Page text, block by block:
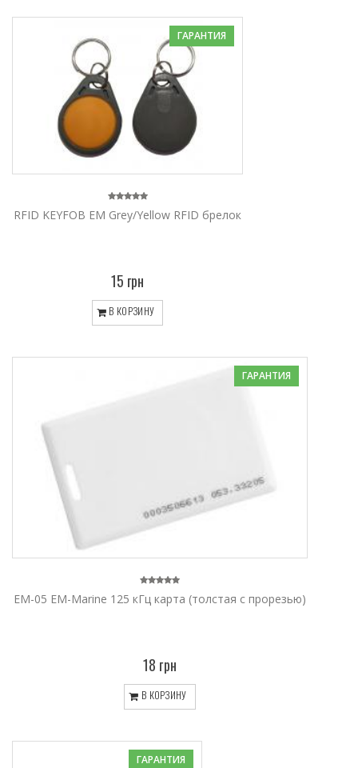
ГАРАНТИЯ
RFID KEYFOB EM Grey/Yellow RFID брелок
15 грн
В КОРЗИНУ
ГАРАНТИЯ
ЕМ-05 EM-Marine 125 кГц карта (толстая с прорезью)
18 грн
В КОРЗИНУ
ГАРАНТИЯ